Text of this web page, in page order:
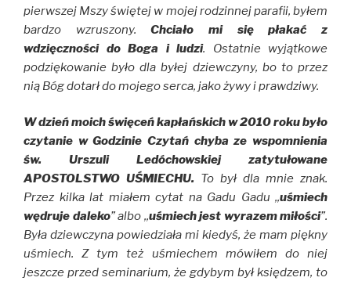
pierwszej Mszy świętej w mojej rodzinnej parafii, byłem
bardzo wzruszony.Chciało mi się płakać z
wdzięczności do Boga i ludzi. Ostatnie wyjątkowe
podziękowanie było dla byłej dziewczyny, bo to przez
nią Bóg dotarł do mojego serca, jako żywy i prawdziwy.
W dzień moich święceń kapłańskich w 2010 roku było
czytanie w Godzinie Czytań chyba ze wspomnienia
św. Urszuli Ledóchowskiej zatytułowane
APOSTOLSTWO UŚMIECHU. To był dla mnie znak.
Przez kilka lat miałem cytat na Gadu Gadu ,,uśmiech
wędruje daleko” albo ,,uśmiech jest wyrazem miłości”.
Była dziewczyna powiedziała mi kiedyś, że mam piękny
uśmiech. Z tym też uśmiechem mówiłem do niej
jeszcze przed seminarium, że gdybym był księdzem, to